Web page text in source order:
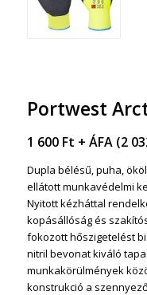
Portwest
1 600 Ft + ÁFA (2
Dupla bélésű, puha,
ellátott munkavédelmi
Nyitott kézháttal
kopásállóság és
fokozott hőszigetelést
nitril bevonat kiváló
munkakörülmények
konstrukció a